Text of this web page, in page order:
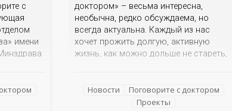
с
имени
как
доктором» – весьма интересна,
необычна, редко обсуждаема, но
всегда актуальна. Каждый из нас
хочет прожить долгую, активную
жизнь, как можно дольше не стареть,
специалистом – Андреем
Федоровичем Тарасевичем,
Новости
Поговорите с доктором
Проекты